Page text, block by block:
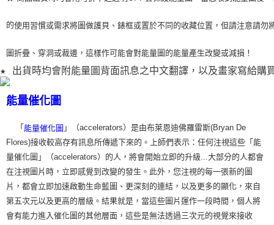
的使用習慣或需求將圖做護貝、錶框或置於不同的收藏位置，但請注意請勿
圖折疊、穿洞或裁邊，這樣作可能會對能量圖的能量產生改變或減損！
★ 出貨時均會附能量圖背面訊息之中文翻譯，以及畫家寫給購
能量催化圖
「 能量催化圖 」（accelerators）是由布萊恩迪佛羅雷斯(Bryan De
Flores)接收較高存有訊息所傳遞下來的。上師們表示：任何注視這些「能
量催化圖」（accelerators）的人，將會開始立即的升級...大部分的人都會
在注視圖片時，立即感覺到改變的發生。此外，您注視的每一張新的圖
片，都會立即加速啟動生命藍圖、更深刻的連結，以及更多的顯化，來自
第五次元以及更高的層級。結果就是，當這些圖片運作一段時間，個人將
會有能力進入催化圖的其他層面，這些是無法透過三次元的視覺來接收